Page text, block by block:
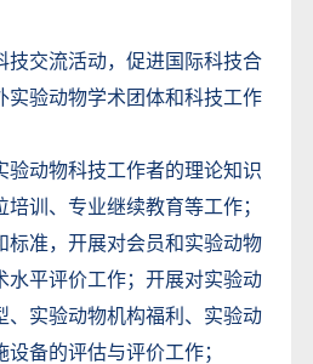
技交流活动，促进国际科技合
实验动物学术团体和科技工作
验动物科技工作者的理论知识
训、专业继续教育等工作；
标准，开展对会员和实验动物
水平评价工作；开展对实验动
、实验动物机构福利、实验动
备的评估与评价工作；